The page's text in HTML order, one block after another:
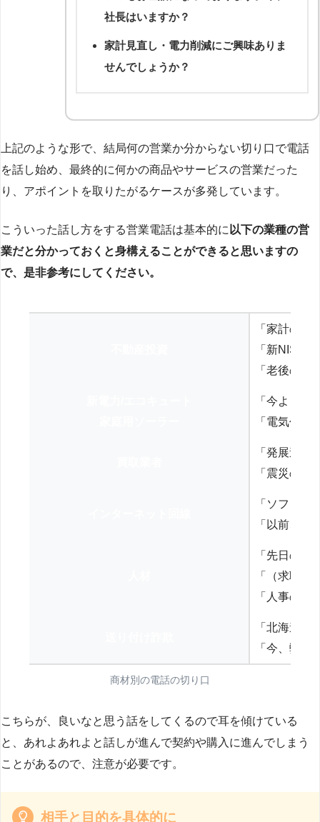
社長はいますか？
家計見直し・電力削減にご興味ありま
せんでしょうか？
上記のような形で、結局何の営業か分からない切り口で電話
を話し始め、最終的に何かの商品やサービスの営業だった
り、アポイントを取りたがるケースが多発しています。
こういった話し方をする営業電話は基本的に 以下の業種の営
業だと分かっておくと身構えることができると思いますの
で、是非参考にしてください。
「家計の見
「新NISA
「老後の
「今より
「電気代を
「発展途
「震災の
「ソフト
「以前、
「先日の
「（求職
「人事の方
「北海道
「今、弊
商材別の電話の切り口
こちらが、良いなと思う話をしてくるので耳を傾けている
と、あれよあれよと話しが進んで契約や購入に進んでしまう
ことがあるので、注意が必要です。
相手と目的を具体的に